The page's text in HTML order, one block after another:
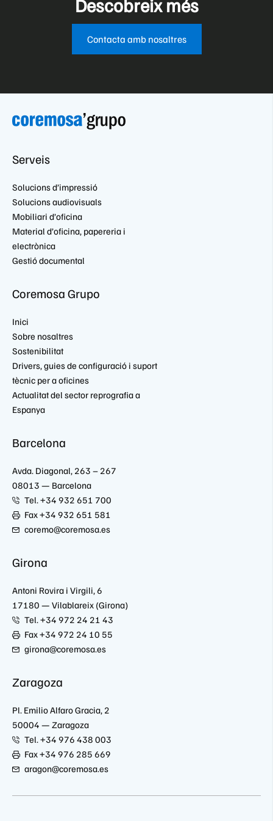
energètica dels seus productes. A Coremosa et podem
Descobreix més
Contacta amb nosaltres
Serveis
Solucions d’impressió
Solucions audiovisuals
Mobiliari d’oficina
Material d’oficina, papereria i
electrònica
Gestió documental
Coremosa Grupo
Inici
Sobre nosaltres
Sostenibilitat
Drivers, guies de configuració i suport
tècnic per a oficines
Actualitat del sector reprografia a
Espanya
Barcelona
Avda. Diagonal, 263 – 267
08013 — Barcelona
Tel. +34 932 651 700
Fax +34 932 651 581
coremo@coremosa.es
Girona
Antoni Rovira i Virgili, 6
17180 — Vilablareix (Girona)
Tel. +34 972 24 21 43
Fax +34 972 24 10 55
girona@coremosa.es
Zaragoza
Pl. Emilio Alfaro Gracia, 2
50004 — Zaragoza
Tel. +34 976 438 003
Fax +34 976 285 669
aragon@coremosa.es